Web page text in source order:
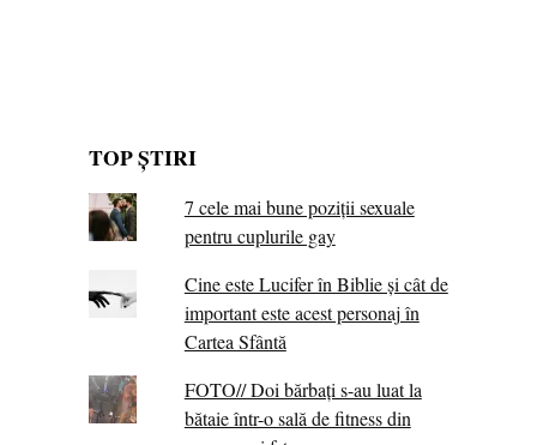
TOP ȘTIRI
7 cele mai bune poziții sexuale
pentru cuplurile gay
Cine este Lucifer în Biblie și cât de
important este acest personaj în
Cartea Sfântă
FOTO// Doi bărbați s-au luat la
bătaie într-o sală de fitness din